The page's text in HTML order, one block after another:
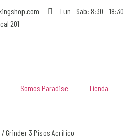
Lun - Sab: 8:30 - 18:30
201
Somos Paradise Tienda
/ Grinder 3 Pisos Acrilico